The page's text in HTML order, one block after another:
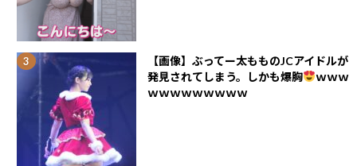
【画像】ぶってー太もものJCアイドルが
発見されてしまう。しかも爆胸
ｗｗｗ
ｗｗｗｗｗｗｗｗｗ